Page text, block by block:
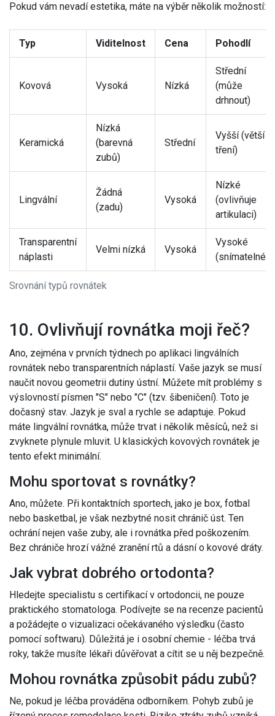
Pokud vám nevadí estetika, máte na výběr několik možností:
Srovnání typů rovnátek
Typ Viditelnost Cena Pohodlí
Kovová Vysoká Nízká
Střední
(může
drhnout)
Keramická
Nízká
(barevná
zubů)
Střední
Vyšší (větší
tření)
Lingvální
Žádná
(zadu)
Vysoká
Nízké
(ovlivňuje
artikulaci)
Transparentní
náplasti
Velmi nízká Vysoká
Vysoké
(snímatelné)
10. Ovlivňují rovnátka moji řeč?
Ano, zejména v prvních týdnech po aplikaci lingválních
rovnátek nebo transparentních náplastí. Vaše jazyk se musí
naučit novou geometrii dutiny ústní. Můžete mít problémy s
výslovností písmen "S" nebo "C" (tzv. šibeničení). Toto je
dočasný stav. Jazyk je sval a rychle se adaptuje. Pokud
máte lingvální rovnátka, může trvat i několik měsíců, než si
zvyknete plynule mluvit. U klasických kovových rovnátek je
tento efekt minimální.
Mohu sportovat s rovnátky?
Ano, můžete. Při kontaktních sportech, jako je box, fotbal
nebo basketbal, je však nezbytné nosit chránič úst. Ten
ochrání nejen vaše zuby, ale i rovnátka před poškozením.
Bez chrániče hrozí vážné zranění rtů a dásní o kovové dráty.
Jak vybrat dobrého ortodonta?
Hledejte specialistu s certifikací v ortodoncii, ne pouze
praktického stomatologa. Podívejte se na recenze pacientů
a požádejte o vizualizaci očekávaného výsledku (často
pomocí softwaru). Důležitá je i osobní chemie - léčba trvá
roky, takže musíte lékaři důvěřovat a cítit se u něj bezpečně.
Mohou rovnátka způsobit pádu zubů?
Ne, pokud je léčba prováděna odborníkem. Pohyb zubů je